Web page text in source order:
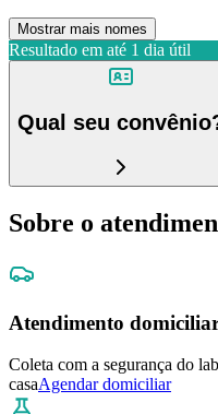
Mostrar mais nomes
Resultado em até 1 dia útil
Qual seu
Sobre o
Atendimento
Coleta com a segurança do
casaAgendar domiciliar